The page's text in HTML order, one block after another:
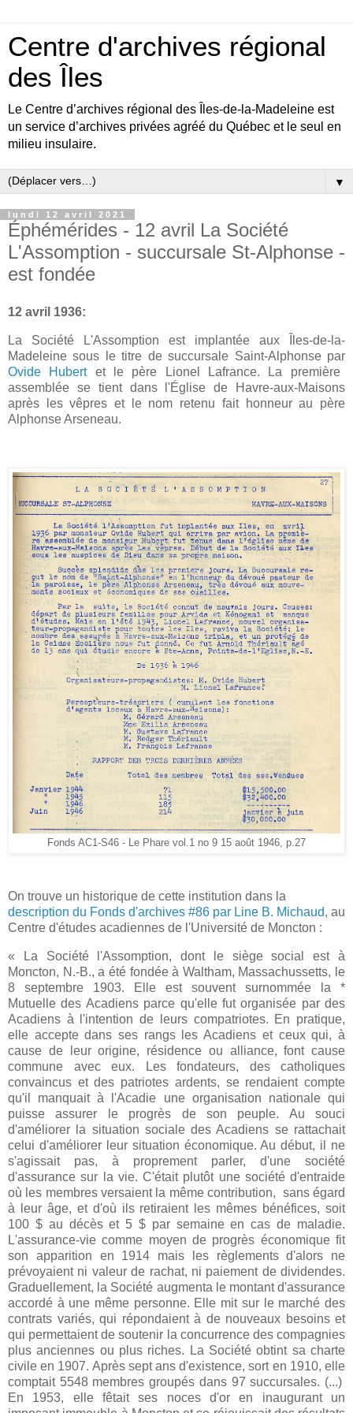
Centre d'archives régional
des Îles
Le Centre d’archives régional des Îles-de-la-Madeleine est
un service d’archives privées agréé du Québec et le seul en
milieu insulaire.
▼
lundi 12 avril 2021
Éphémérides - 12 avril La Société
L'Assomption - succursale St-Alphonse -
est fondée
12 avril 1936:
La Société L'Assomption est implantée aux Îles-de-la-
Madeleine sous le titre de succursale Saint-Alphonse par
Ovide Hubertet le père Lionel Lafrance. La première
assemblée se tient dans l'Église de Havre-aux-Maisons
après les vêpres et le nom retenu fait honneur au père
Alphonse Arseneau.
Fonds AC1-S46 - Le Phare vol.1 no 9 15 août 1946, p.27
On trouve un historique de cette institution dans la
description du Fonds d'archives #86 par Line B. Michaud, au
Centre d'études acadiennes de l'Université de Moncton :
« La Société l'Assomption, dont le siège social est à
Moncton, N.-B., a été fondée à Waltham, Massachussetts, le
8 septembre 1903. Elle est souvent surnommée la *
Mutuelle des Acadiens parce qu'elle fut organisée par des
Acadiens à l'intention de leurs compatriotes. En pratique,
elle accepte dans ses rangs les Acadiens et ceux qui, à
cause de leur origine, résidence ou alliance, font cause
commune avec eux. Les fondateurs, des catholiques
convaincus et des patriotes ardents, se rendaient compte
qu'il manquait à l'Acadie une organisation nationale qui
puisse assurer le progrès de son peuple. Au souci
d'améliorer la situation sociale des Acadiens se rattachait
celui d'améliorer leur situation économique. Au début, il ne
s'agissait pas, à proprement parler, d'une société
d'assurance sur la vie. C'était plutôt une société d'entraide
où les membres versaient la même contribution, sans égard
à leur âge, et d'où ils retiraient les mêmes bénéfices, soit
100 $ au décès et 5 $ par semaine en cas de maladie.
L'assurance-vie comme moyen de progrès économique fit
son apparition en 1914 mais les règlements d'alors ne
prévoyaient ni valeur de rachat, ni paiement de dividendes.
Graduellement, la Société augmenta le montant d'assurance
accordé à une même personne. Elle mit sur le marché des
contrats variés, qui répondaient à de nouveaux besoins et
qui permettaient de soutenir la concurrence des compagnies
plus anciennes ou plus riches. La Société obtint sa charte
civile en 1907. Après sept ans d'existence, sort en 1910, elle
comptait 5548 membres groupés dans 97 succursales. (...)
En 1953, elle fêtait ses noces d'or en inaugurant un